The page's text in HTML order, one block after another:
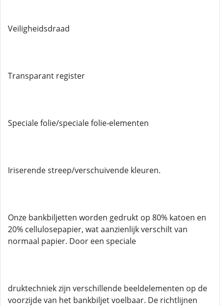
Veiligheidsdraad
Transparant register
Speciale folie/speciale folie-elementen
Iriserende streep/verschuivende kleuren.
Onze bankbiljetten worden gedrukt op 80% katoen en
20% cellulosepapier, wat aanzienlijk verschilt van
normaal papier. Door een speciale
druktechniek zijn verschillende beeldelementen op de
voorzijde van het bankbiljet voelbaar. De richtlijnen